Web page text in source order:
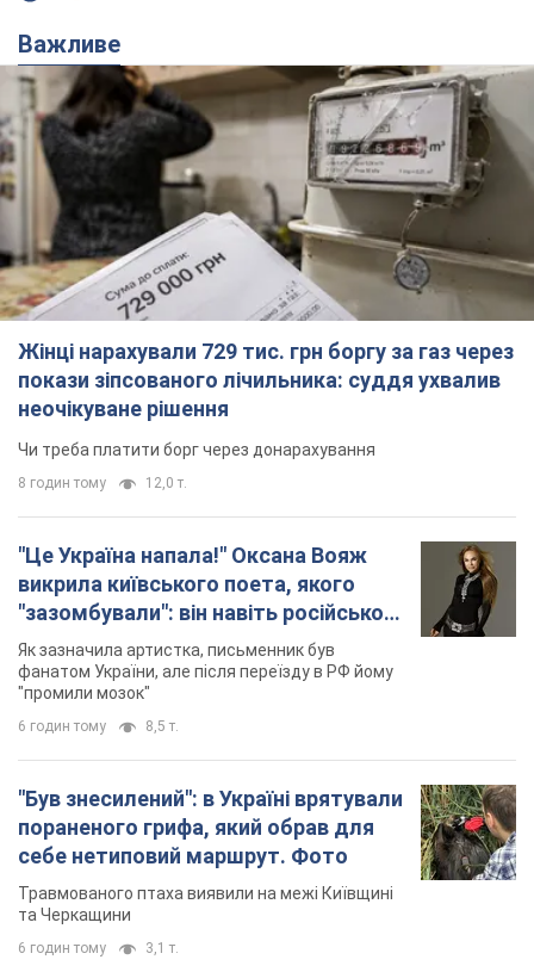
Важливе
Жінці нарахували 729 тис. грн боргу за газ через
покази зіпсованого лічильника: суддя ухвалив
неочікуване рішення
Чи треба платити борг через донарахування
8 годин тому 12,0 т.
"Це Україна напала!" Оксана Вояж
викрила київського поета, якого
"зазомбували": він навіть російської
не знав, а тепер хоче геноциду
українців
Як зазначила артистка, письменник був
фанатом України, але після переїзду в РФ йому
"промили мозок"
6 годин тому 8,5 т.
"Був знесилений": в Україні врятували
пораненого грифа, який обрав для
себе нетиповий маршрут. Фото
Травмованого птаха виявили на межі Київщині
та Черкащини
6 годин тому 3,1 т.